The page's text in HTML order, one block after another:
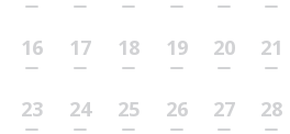
16 17 18 19 20 21
23 24 25 26 27 28